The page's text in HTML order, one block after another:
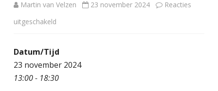
Martin van Velzen 23 november 2024
Reacties
uitgeschakeld
o
Datum/Tijd
23 november 2024
13:00 - 18:30